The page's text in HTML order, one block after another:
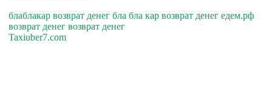
блаблакар возврат денег бла бла кар возврат денег едем.рф
возврат денег возврат денег
Taxiuber7.com